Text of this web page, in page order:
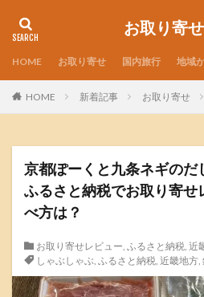
お取り寄
HOME お取り寄せ 国内旅行 地域
HOME 新着記事 お取り寄せ
京都ぽーくと九条ネギのだ
ふるさと納税でお取り寄
べ方は？
お取り寄せレビュー, ふるさと納税, 近
しゃぶしゃぶ, ふるさと納税, 近畿地方,